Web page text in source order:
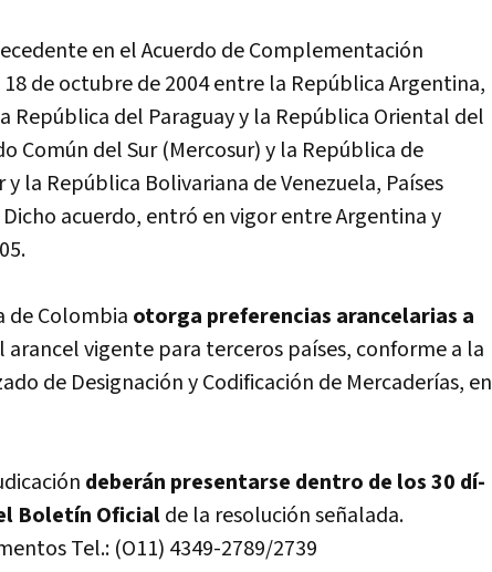
en el Acuerdo de Complementación
de octubre de 2004 entre la República Argentina,
República del Paraguay y la República Oriental del
Común del Sur (Mercosur) y la República de
la República Bolivariana de Venezuela, Paí­ses
acuerdo, entró en vigor entre Argentina y
de Colombia otorga preferencias arancelarias a
arancel vigente para terceros paí­ses, conforme a la
de Designación y Codificación de Mercaderí­as, en
deberán presentarse dentro de los 30 dí­
Boletí­n Oficialde la resolución señalada.
Tel.: (O11) 4349-2789/2739